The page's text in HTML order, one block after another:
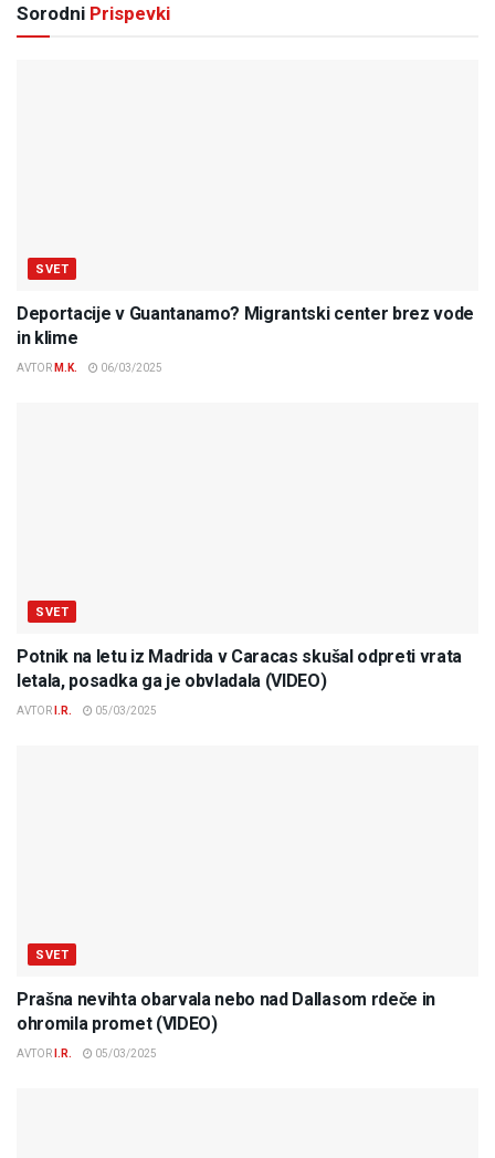
Sorodni Prispevki
SVET
Deportacije v Guantanamo? Migrantski center brez vode
in klime
AVTOR M.K. 06/03/2025
SVET
Potnik na letu iz Madrida v Caracas skušal odpreti vrata
letala, posadka ga je obvladala (VIDEO)
AVTOR I.R. 05/03/2025
SVET
Prašna nevihta obarvala nebo nad Dallasom rdeče in
ohromila promet (VIDEO)
AVTOR I.R. 05/03/2025